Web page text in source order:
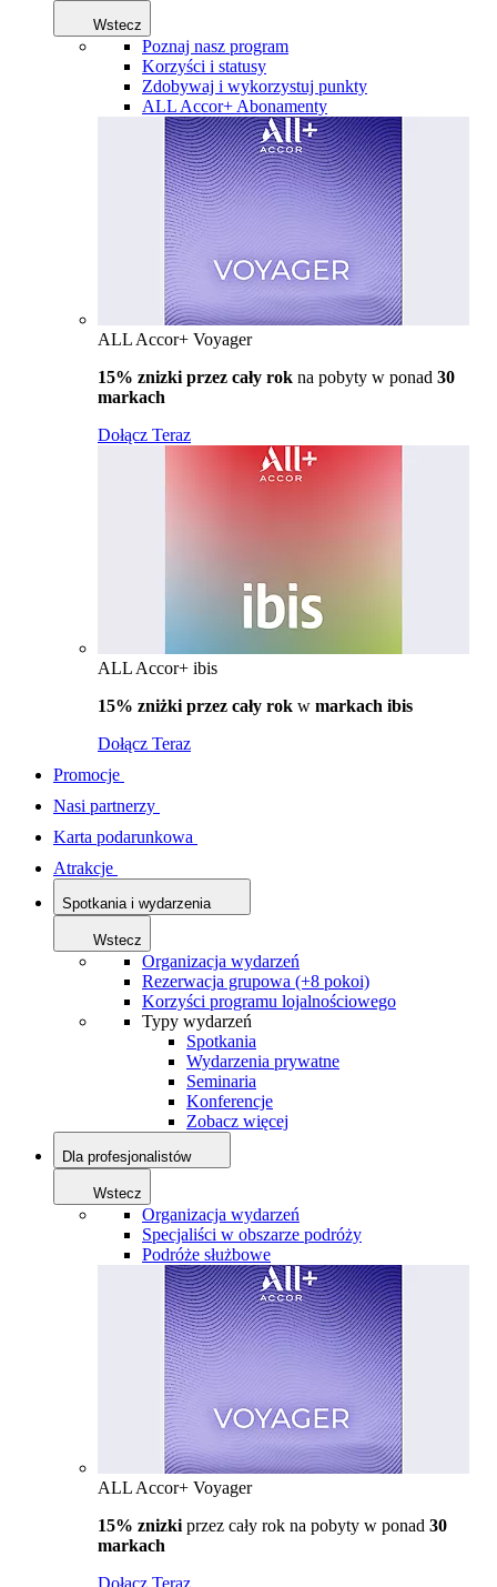
Wstecz
Poznaj nasz program
Korzyści i statusy
Zdobywaj i wykorzystuj punkty
ALL Accor+ Abonamenty
ALL Accor+ Voyager
15% znizki przez cały rok na pobyty w ponad 30
markach
Dołącz Teraz
ALL Accor+ ibis
15% zniżki przez cały rok w markach ibis
Dołącz Teraz
Promocje
Nasi partnerzy
Karta podarunkowa
Atrakcje
Spotkania i wydarzenia
Wstecz
Organizacja wydarzeń
Rezerwacja grupowa (+8 pokoi)
Korzyści programu lojalnościowego
Typy wydarzeń
Spotkania
Wydarzenia prywatne
Seminaria
Konferencje
Zobacz więcej
Dla profesjonalistów
Wstecz
Organizacja wydarzeń
Specjaliści w obszarze podróży
Podróże służbowe
ALL Accor+ Voyager
15% znizki przez cały rok na pobyty w ponad 30
markach
Dołącz Teraz